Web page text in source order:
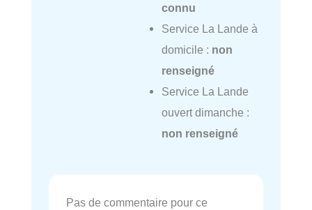
connu
Service La Lande à
domicile : non
renseigné
Service La Lande
ouvert dimanche :
non renseigné
Pas de commentaire pour ce